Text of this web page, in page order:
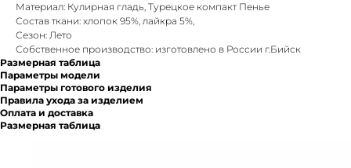
Материал: Кулирная гладь, Турецкое компакт Пенье
Состав ткани: хлопок 95%, лайкра 5%,
Сезон: Лето
Собственное производство: изготовлено в России г.Бийск
Размерная таблица
Параметры модели
Параметры готового изделия
Правила ухода за изделием
Оплата и доставка
Размерная таблица